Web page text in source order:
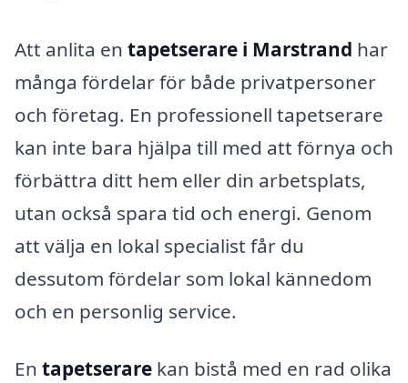
Att anlita en tapetserare i Marstrand har
många fördelar för både privatpersoner
och företag. En professionell tapetserare
kan inte bara hjälpa till med att förnya och
förbättra ditt hem eller din arbetsplats,
utan också spara tid och energi. Genom
att välja en lokal specialist får du
dessutom fördelar som lokal kännedom
och en personlig service.
En tapetserare kan bistå med en rad olika